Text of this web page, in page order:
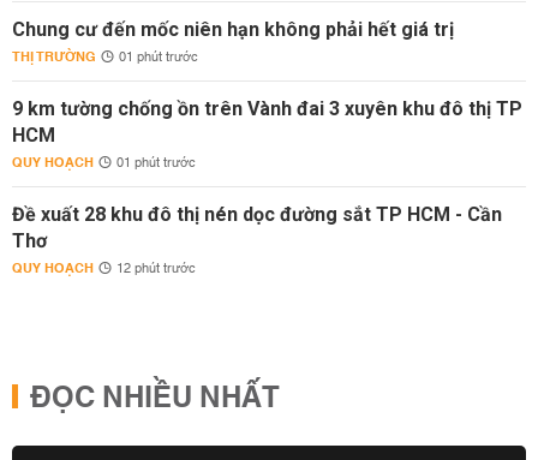
Chung cư đến mốc niên hạn không phải hết giá trị
THỊ TRƯỜNG 01 phút trước
9 km tường chống ồn trên Vành đai 3 xuyên khu đô thị TP
HCM
QUY HOẠCH 01 phút trước
Đề xuất 28 khu đô thị nén dọc đường sắt TP HCM - Cần
Thơ
QUY HOẠCH 12 phút trước
ĐỌC NHIỀU NHẤT